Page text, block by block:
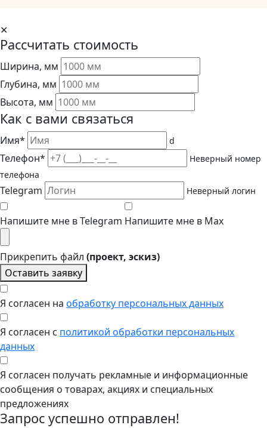
✕
Рассчитать стоимость
Ширина, мм
Глубина, мм
Высота, мм
Как с вами связаться
Имя* d
Телефон*
Неверный номер
телефона
Telegram Неверный логин
Напишите мне в Telegram Напишите мне в Max
Прикрепить файл (проект, эскиз)
Оставить заявку
Я согласен на обработку персональных данных
Я согласен с политикой обработки персональных
данных
Я согласен получать рекламные и информационные
сообщения о товарах, акциях и специальных
предложениях
Запрос успешно отправлен!